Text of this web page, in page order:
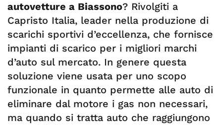
autovetture a Biassono? Rivolgiti a
Capristo Italia, leader nella produzione di
scarichi sportivi d’eccellenza, che fornisce
impianti di scarico per i migliori marchi
d’auto sul mercato. In genere questa
soluzione viene usata per uno scopo
funzionale in quanto permette alle auto di
eliminare dal motore i gas non necessari,
ma quando si tratta auto che raggiungono